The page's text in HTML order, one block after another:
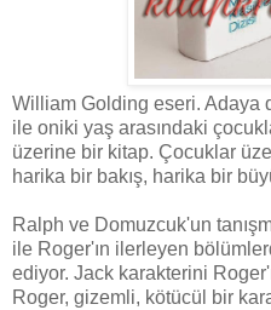
William Golding eseri. Adaya
ile oniki yaş arasındaki
üzerine bir kitap. Çocuklar
harika bir bakış, harika bir
Ralph ve Domuzcuk'un
ile Roger'ın ilerleyen
ediyor. Jack karakterini
Roger, gizemli, kötücül bir